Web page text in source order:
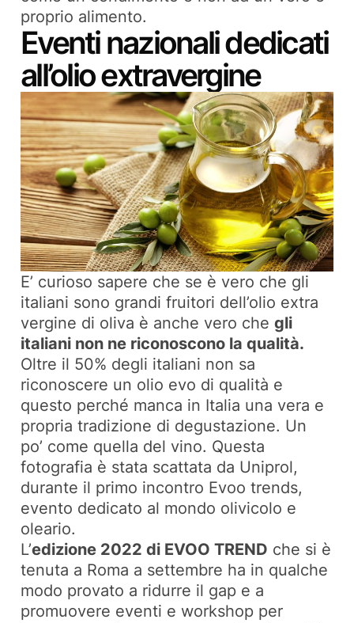
proprio alimento.
Eventi nazionali dedicati
all’olio extravergine
E’ curioso sapere che se è vero che gli
italiani sono grandi fruitori dell’olio extra
vergine di oliva è anche vero chegli
italiani non ne riconoscono la qualità.
Oltre il 50% degli italiani non sa
riconoscere un olio evo di qualità e
questo perché manca in Italia una vera e
propria tradizione di degustazione. Un
po’ come quella del vino. Questa
fotografia è stata scattata da Uniprol,
durante il primo incontro Evoo trends,
evento dedicato al mondo olivicolo e
oleario.
L’edizione 2022 di EVOO TREND che si è
tenuta a Roma a settembre ha in qualche
modo provato a ridurre il gap e a
promuovere eventi e workshop per